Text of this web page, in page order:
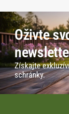
Oživte
Získajte
schránky.